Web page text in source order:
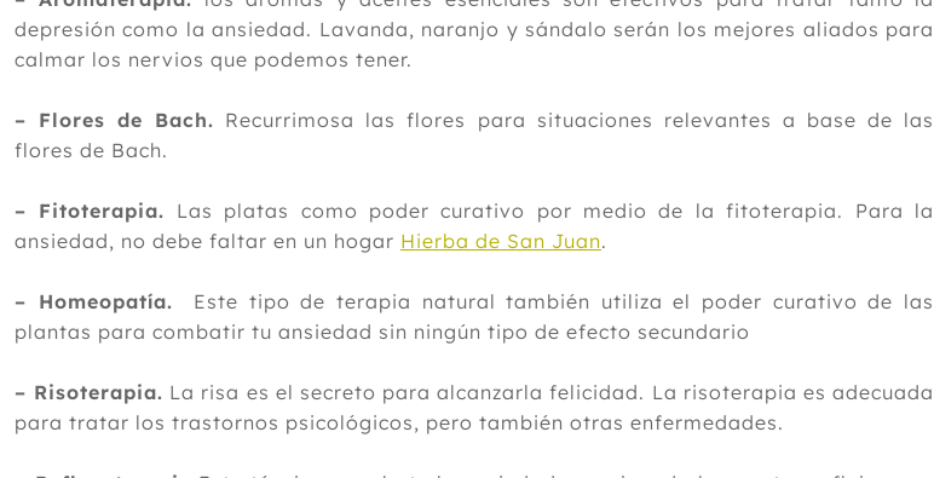
depresión como la ansiedad. Lavanda, naranjo y sándalo serán los mejores aliados para
calmar los nervios que podemos tener.
– Flores de Bach. Recurrimosa las flores para situaciones relevantes a base de las
flores de Bach.
– Fitoterapia. Las platas como poder curativo por medio de la fitoterapia. Para la
ansiedad, no debe faltar en un hogar Hierba de San Juan.
– Homeopatía. Este tipo de terapia natural también utiliza el poder curativo de las
plantas para combatir tu ansiedad sin ningún tipo de efecto secundario
– Risoterapia. La risa es el secreto para alcanzarla felicidad. La risoterapia es adecuada
para tratar los trastornos psicológicos, pero también otras enfermedades.